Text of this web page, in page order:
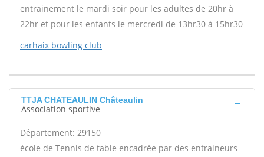
entrainement le mardi soir pour les adultes de 20hr à
22hr et pour les enfants le mercredi de 13hr30 à 15hr30
carhaix bowling club
TTJA CHATEAULIN Châteaulin
Association sportive
Département: 29150
école de Tennis de table encadrée par des entraineurs